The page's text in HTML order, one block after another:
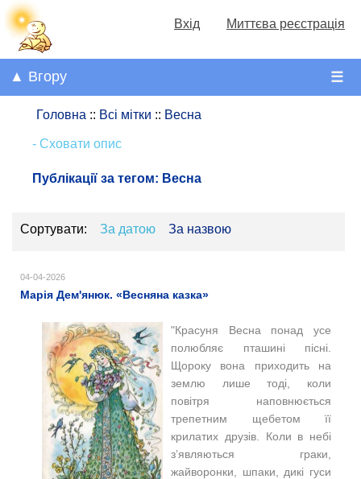
Вхід Миттєва реєстрація
☰
▲ Вгору
Головна :: Всі мітки :: Весна
- Сховати опис
Публікації за тегом: Весна
Сортувати: За датою За назвою
04-04-2026
Марія Дем'янюк. «Весняна казка»
"Красуня Весна понад усе
полюбляє пташині пісні.
Щороку вона приходить на
землю лише тоді, коли
повітря наповнюється
трепетним щебетом її
крилатих друзів. Коли в небі
з’являються граки,
жайворонки, шпаки, дикі гуси